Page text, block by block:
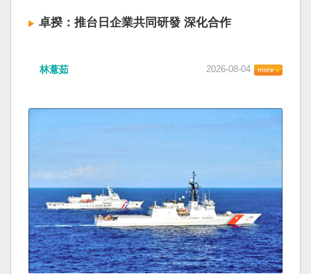
卓揆：推台日企業共同研發 深化合作
林薏茹 2026-08-04